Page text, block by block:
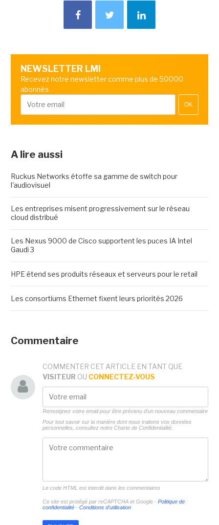
NEWSLETTER LMI
Recevez notre newsletter comme plus de 50000
abonnés
OK
A lire aussi
Ruckus Networks étoffe sa gamme de switch pour
l'audiovisuel
Les entreprises misent progressivement sur le réseau
cloud distribué
Les Nexus 9000 de Cisco supportent les puces IA Intel
Gaudi 3
HPE étend ses produits réseaux et serveurs pour le retail
Les consortiums Ethernet fixent leurs priorités 2026
Commentaire
COMMENTER CET ARTICLE EN TANT QUE
VISITEUR OU CONNECTEZ-VOUS
Renseignez votre email pour être prévenu d'un nouveau commentaire
Pour tout savoir sur la manière dont nous traitons vos données
personnelles, consultez notre Charte de Confidentialité.
Le code HTML est interdit dans les commentaires
Ce site est protégé par reCAPTCHA et Google - Politique de
confidentialité- Conditions d'utilisation